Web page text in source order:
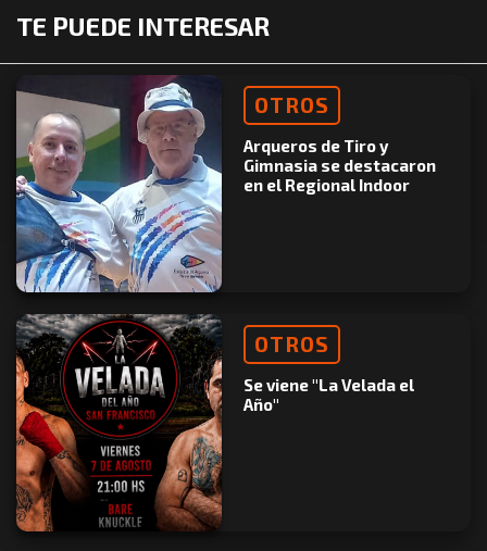
TE PUEDE INTERESAR
OTROS
Arqueros de Tiro y
Gimnasia se destacaron
en el Regional Indoor
OTROS
Se viene "La Velada el
Año"